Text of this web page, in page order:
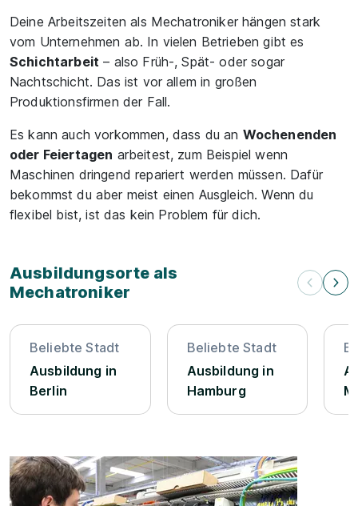
Deine Arbeitszeiten als Mechatroniker hängen stark
vom Unternehmen ab. In vielen Betrieben gibt es
Schichtarbeit – also Früh-, Spät- oder sogar
Nachtschicht. Das ist vor allem in großen
Produktionsfirmen der Fall.
Es kann auch vorkommen, dass du an Wochenenden
oder Feiertagen arbeitest, zum Beispiel wenn
Maschinen dringend repariert werden müssen. Dafür
bekommst du aber meist einen Ausgleich. Wenn du
flexibel bist, ist das kein Problem für dich.
Ausbildungsorte als
Mechatroniker
Beliebte Stadt
Ausbildung in
Berlin
Beliebte Stadt
Ausbildung in
Hamburg